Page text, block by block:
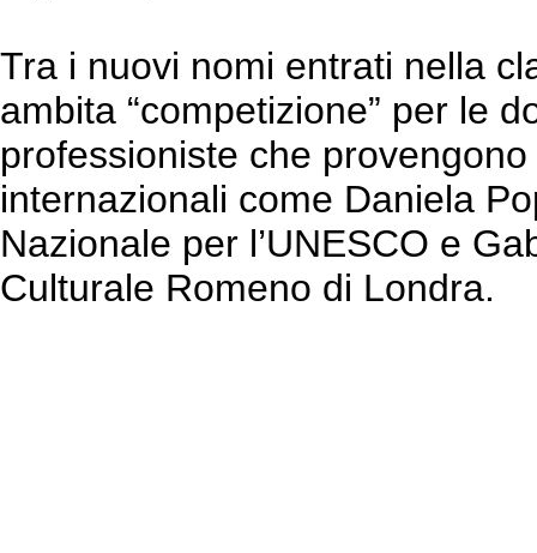
Tra i nuovi nomi entrati nella
ambita “competizione” per le
professioniste che
internazionali come Daniela
Nazionale per l’UNESCO e
Culturale Romeno di Londra.